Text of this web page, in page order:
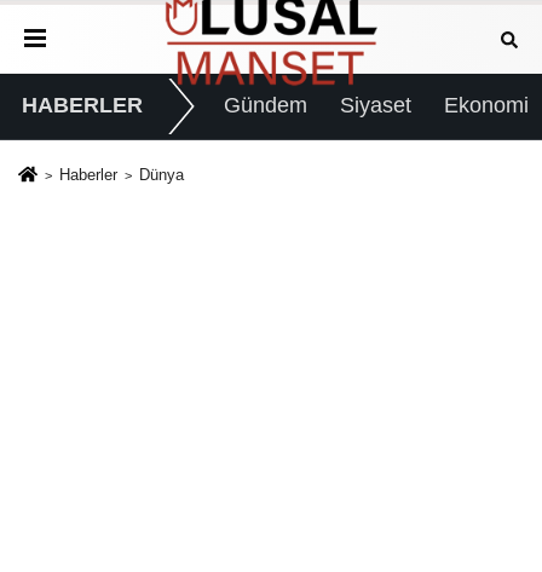
HABERLER Gündem Siyaset Ekonomi
Haberler Dünya